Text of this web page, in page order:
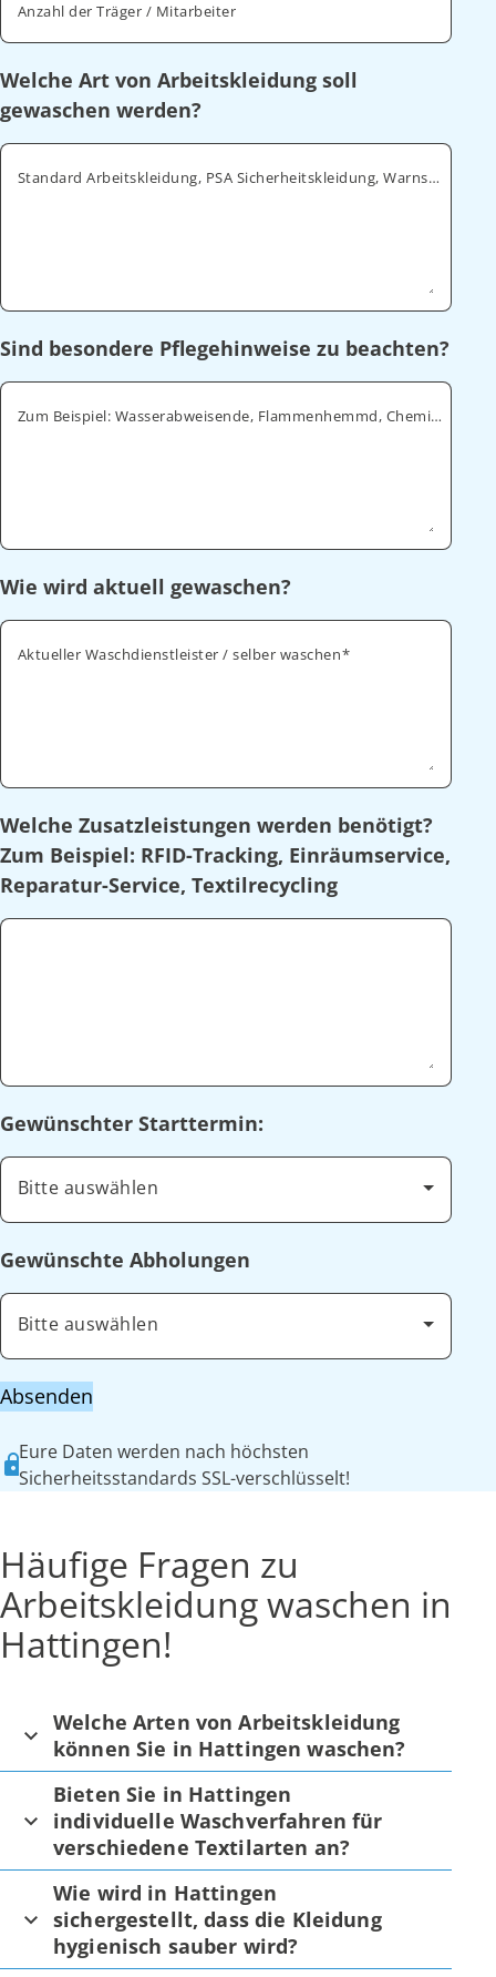
Anzahl der Träger / Mitarbeiter
Welche Art von Arbeitskleidung soll
gewaschen werden?
Standard Arbeitskleidung, PSA Sicherheitskleidung, Warnschutz, ESD
Sind besondere Pflegehinweise zu beachten?
Zum Beispiel: Wasserabweisende, Flammenhemmd, Chemikalienabweisende
Wie wird aktuell gewaschen?
Aktueller Waschdienstleister / selber waschen
Welche Zusatzleistungen werden benötigt?
Zum Beispiel: RFID-Tracking, Einräumservice,
Reparatur-Service, Textilrecycling
Gewünschter Starttermin:
Bitte auswählen
Gewünschte Abholungen
Bitte auswählen
Absenden
Eure Daten werden nach höchsten
Sicherheitsstandards SSL-verschlüsselt!
Häufige Fragen zu
Arbeitskleidung waschen in
Hattingen!
Welche Arten von Arbeitskleidung
können Sie in Hattingen waschen?
Bieten Sie in Hattingen
individuelle Waschverfahren für
verschiedene Textilarten an?
Wie wird in Hattingen
sichergestellt, dass die Kleidung
hygienisch sauber wird?